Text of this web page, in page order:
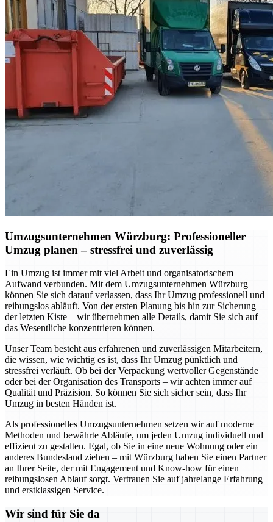
Umzugsunternehmen Würzburg: Professioneller
Umzug planen – stressfrei und zuverlässig
Ein Umzug ist immer mit viel Arbeit und organisatorischem
Aufwand verbunden. Mit dem Umzugsunternehmen Würzburg
können Sie sich darauf verlassen, dass Ihr Umzug professionell und
reibungslos abläuft. Von der ersten Planung bis hin zur Sicherung
der letzten Kiste – wir übernehmen alle Details, damit Sie sich auf
das Wesentliche konzentrieren können.
Unser Team besteht aus erfahrenen und zuverlässigen Mitarbeitern,
die wissen, wie wichtig es ist, dass Ihr Umzug pünktlich und
stressfrei verläuft. Ob bei der Verpackung wertvoller Gegenstände
oder bei der Organisation des Transports – wir achten immer auf
Qualität und Präzision. So können Sie sich sicher sein, dass Ihr
Umzug in besten Händen ist.
Als professionelles Umzugsunternehmen setzen wir auf moderne
Methoden und bewährte Abläufe, um jeden Umzug individuell und
effizient zu gestalten. Egal, ob Sie in eine neue Wohnung oder ein
anderes Bundesland ziehen – mit Würzburg haben Sie einen Partner
an Ihrer Seite, der mit Engagement und Know-how für einen
reibungslosen Ablauf sorgt. Vertrauen Sie auf jahrelange Erfahrung
und erstklassigen Service.
Wir sind für Sie da